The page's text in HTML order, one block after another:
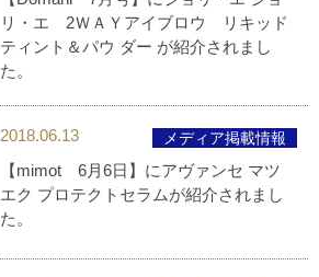
リ・エ 2ＷＡＹアイブロウ リキッド
ティント＆パウ ダー が紹介されまし
た。
2018.06.13 メディア掲載情報
【mimot 6月6日】にアヴァンセ マツ
エク プロテクトセラムが紹介されまし
た。